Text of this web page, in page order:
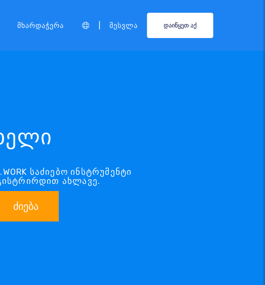
Მხარდაჭერა Შესვლა დაიწყეთ აქ
საძიებო ინსტრუმენტი
ახლავე.
ძიება